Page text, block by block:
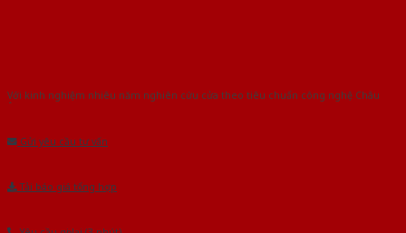
Với kinh nghiệm nhiêu năm nghiên cứu cửa theo tiêu chuẩn công nghệ Châu
Gửi yêu cầu tư vấn
Tải báo giá tổng hợp